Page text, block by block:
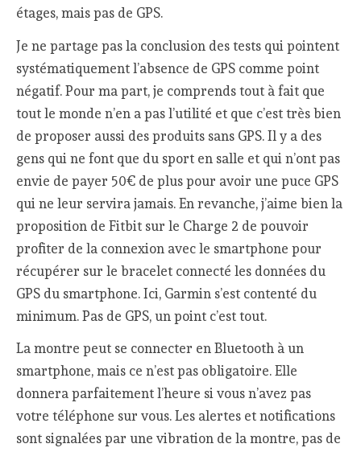
étages, mais pas de GPS.
Je ne partage pas la conclusion des tests qui pointent
systématiquement l’absence de GPS comme point
négatif. Pour ma part, je comprends tout à fait que
tout le monde n’en a pas l’utilité et que c’est très bien
de proposer aussi des produits sans GPS. Il y a des
gens qui ne font que du sport en salle et qui n’ont pas
envie de payer 50€ de plus pour avoir une puce GPS
qui ne leur servira jamais. En revanche, j’aime bien la
proposition de Fitbit sur le Charge 2 de pouvoir
profiter de la connexion avec le smartphone pour
récupérer sur le bracelet connecté les données du
GPS du smartphone. Ici, Garmin s’est contenté du
minimum. Pas de GPS, un point c’est tout.
La montre peut se connecter en Bluetooth à un
smartphone, mais ce n’est pas obligatoire. Elle
donnera parfaitement l’heure si vous n’avez pas
votre téléphone sur vous. Les alertes et notifications
sont signalées par une vibration de la montre, pas de